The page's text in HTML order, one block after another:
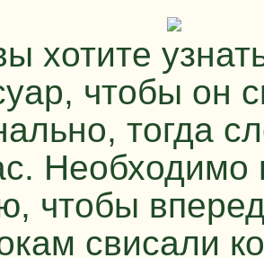
хотите
чтобы он
тогда
Необходимо
чтобы
свисали